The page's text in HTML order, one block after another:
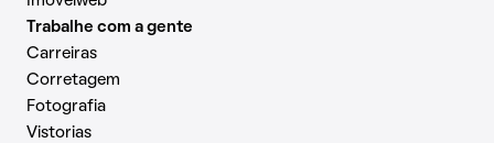
Trabalhe com a gente
Carreiras
Corretagem
Fotografia
Vistorias